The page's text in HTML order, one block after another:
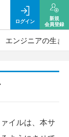
ログイン
新規
会員登録
エンジニアの生き
イルは、本サ